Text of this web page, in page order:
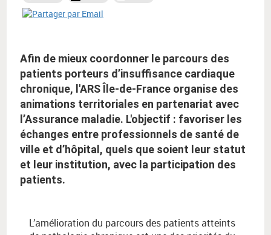
Afin de mieux coordonner le parcours des
patients porteurs d’insuffisance cardiaque
chronique, l'ARS Île-de-France organise des
animations territoriales en partenariat avec
l’Assurance maladie. L'objectif : favoriser les
échanges entre professionnels de santé de
ville et d’hôpital, quels que soient leur statut
et leur institution, avec la participation des
patients.
L’amélioration du parcours des patients atteints